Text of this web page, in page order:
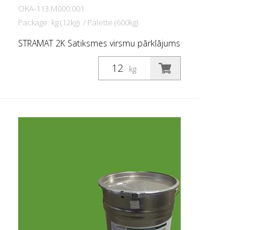
OKA-113.M000.001
Package: kg (12kg) / Palette (600kg)
STRAMAT 2K Satiksmes virsmu pārklājums
ir reaktīva daudzkomponentu aukstā
plastmasas sistēma ar izcilu
nodilumizturību un augstu pretslīdes
virsmas ir pastāvīgi elastīgas,
tiek izmantots lielu platību marķēšanas
virsmām, piemēram, veloceliņiem,
satiksmes saliņām un daudzfunkcionālām
kg